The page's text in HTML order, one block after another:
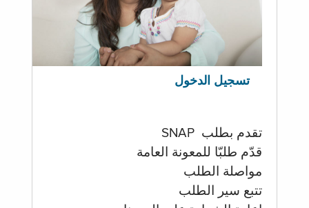
تسجيل الدخول
تقدم بطلب SNAP
قدّم طلبّا للمعونة العامة
مواصلة الطلب
تتبع سير الطلب